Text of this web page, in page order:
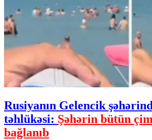
Rusiyanın Gelencik
təhlükəsi: Şəhərin bütün
bağlanıb